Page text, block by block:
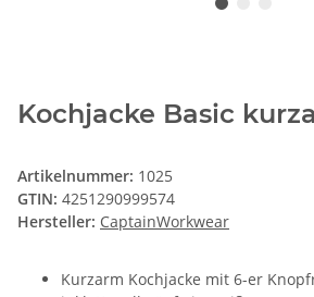
Kochjacke Basic
Artikelnummer: 1025
GTIN: 4251290999574
Hersteller: CaptainWorkwear
Kurzarm Kochjacke mit 6-er